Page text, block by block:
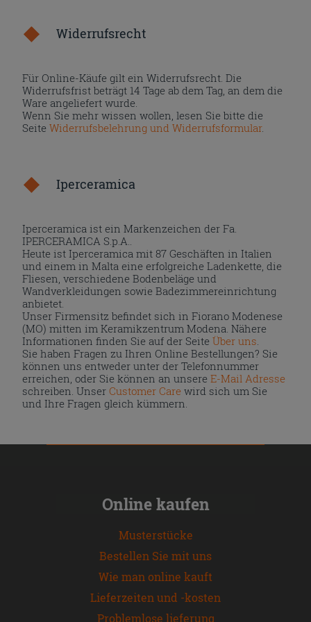
Widerrufsrecht
Für Online-Käufe gilt ein Widerrufsrecht. Die
Widerrufsfrist beträgt 14 Tage ab dem Tag, an dem die
Ware angeliefert wurde.
Wenn Sie mehr wissen wollen, lesen Sie bitte die
SeiteWiderrufsbelehrung und Widerrufsformular.
Iperceramica
Iperceramica ist ein Markenzeichen der Fa.
IPERCERAMICA S.p.A..
Heute ist Iperceramica mit 87 Geschäften in Italien
und einem in Malta eine erfolgreiche Ladenkette, die
Fliesen, verschiedene Bodenbeläge und
Wandverkleidungen sowie Badezimmereinrichtung
anbietet.
Unser Firmensitz befindet sich in Fiorano Modenese
(MO) mitten im Keramikzentrum Modena. Nähere
Informationen finden Sie auf der Seite Über uns.
Sie haben Fragen zu Ihren Online Bestellungen? Sie
können uns entweder unter der Telefonnummer
erreichen, oder Sie können an unsereE-Mail Adresse
schreiben. UnserCustomer Care wird sich um Sie
und Ihre Fragen gleich kümmern.
Online kaufen
Musterstücke
Bestellen Sie mit uns
Wie man online kauft
Lieferzeiten und -kosten
Problemlose lieferung